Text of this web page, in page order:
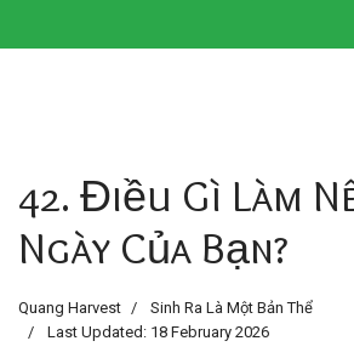
42. Điều Gì Làm
Ngày Của Bạn?
Quang Harvest
Sinh Ra Là Một Bản Thể
Last Updated: 18 February 2026